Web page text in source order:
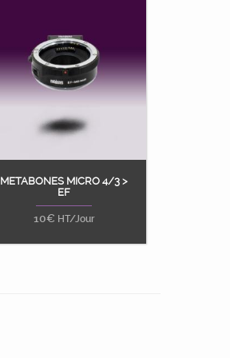
Ajouter au panier
METABONES MICRO 4/3 >
EF
10€ HT/Jour